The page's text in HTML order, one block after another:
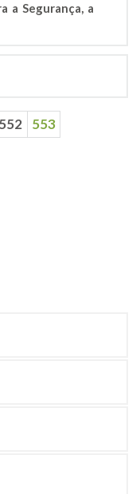
a Segurança, a
552 553